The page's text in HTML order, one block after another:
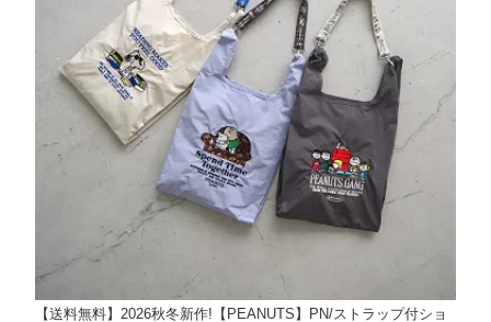
【送料無料】2026秋冬新作!【PEANUTS】PN/ストラップ付ショ